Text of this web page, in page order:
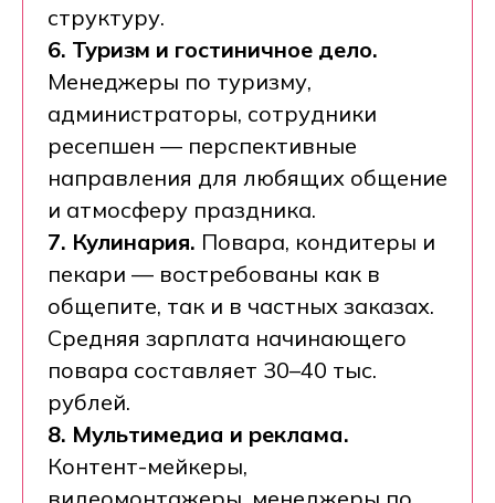
структуру.
6. Туризм и гостиничное дело.
Менеджеры по туризму,
администраторы, сотрудники
ресепшен — перспективные
направления для любящих общение
и атмосферу праздника.
7. Кулинария. Повара, кондитеры и
пекари — востребованы как в
общепите, так и в частных заказах.
Средняя зарплата начинающего
повара составляет 30–40 тыс.
рублей.
8. Мультимедиа и реклама.
Контент-мейкеры,